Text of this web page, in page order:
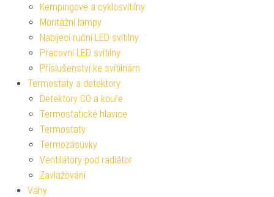
Kempingové a cyklosvítilny
Montážní lampy
Nabíjecí ruční LED svítilny
Pracovní LED svítilny
Příslušenství ke svítilnám
Termostaty a detektory
Detektory CO a kouře
Termostatické hlavice
Termostaty
Termozásuvky
Ventilátory pod radiátor
Zavlažování
Váhy